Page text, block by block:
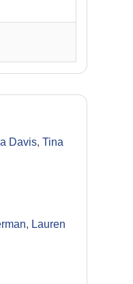
Davis, Tina
, Lauren